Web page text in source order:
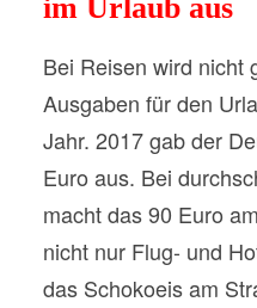
im Urlaub aus
Bei Reisen wird nicht
Ausgaben für den
Jahr. 2017 gab der
Euro aus. Bei
macht das 90 Euro
nicht nur Flug- und
das Schokoeis am